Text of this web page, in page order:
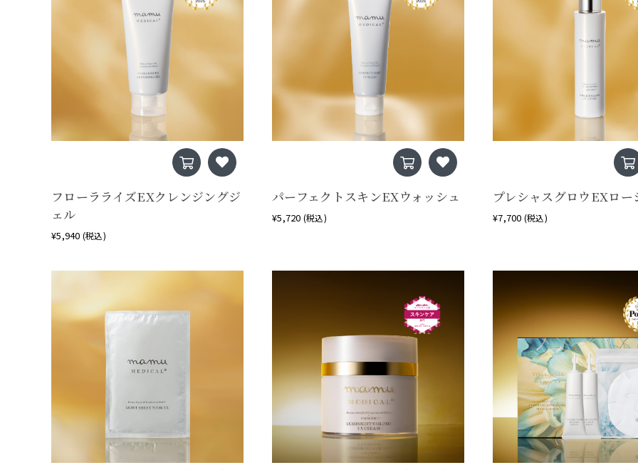
フローラライズEXクレンジングジ
ェル
¥5,940 (税込)
パーフェクトスキンEXウォッシュ
¥5,720 (税込)
プレシャスグロウEXロー
¥7,700 (税込)